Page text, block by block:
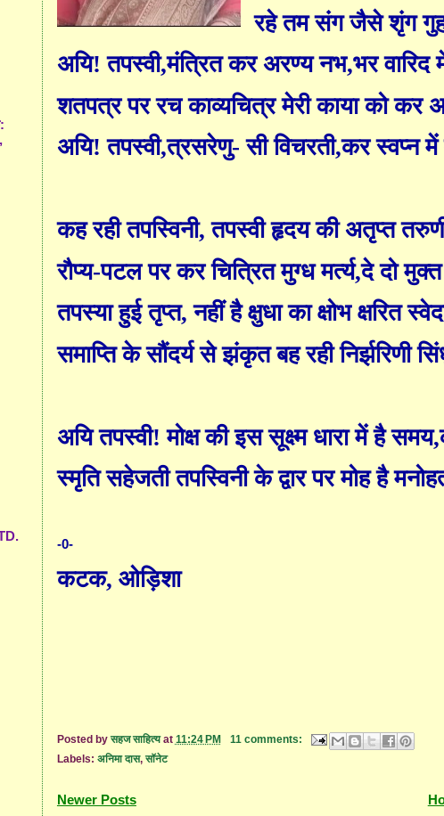
रहे तम संग जैसे शृंग
अयि! तपस्वी,मंत्रित कर अरण्य नभ,भर वारिद
शतपत्र पर रच काव्यचित्र मेरी काया को कर
अयि! तपस्वी,त्रसरेणु- सी विचरती,कर स्वप्न में
कह रही तपस्विनी,तपस्वी हृदय की अतृप्त
रौप्य-पटल पर कर चित्रित मुग्ध मर्त्य,दे दो
तपस्या हुई तृप्त,नहीं है क्षुधा का क्षोभ क्षरित
समाप्ति के सौंदर्य से झंकृत बह रही निर्झरिणी
अयि तपस्वी! मोक्ष की इस सूक्ष्म धारा में है समय,
स्मृति सहेजती तपस्विनी के द्वार पर मोह है
-0-
कटक, ओड़िशा
Posted byसहज साहित्य at 11:24 PM
11 comments:
Labels: अनिमा दास,सॉनेट
Newer Posts